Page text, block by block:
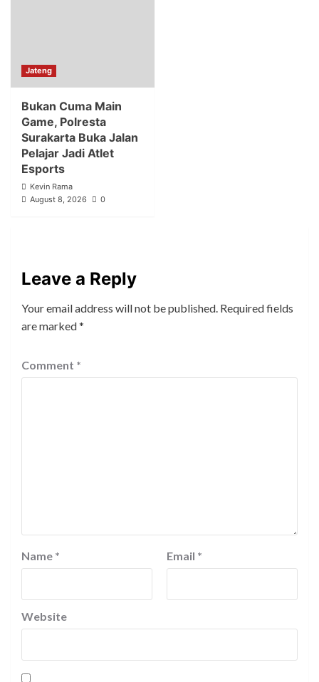
Jateng
Bukan Cuma Main
Game, Polresta
Surakarta Buka Jalan
Pelajar Jadi Atlet
Esports
Kevin Rama
August 8, 2026
0
Leave a Reply
Your email address will not be published. Required fields
are marked*
Comment *
Name * Email *
Website